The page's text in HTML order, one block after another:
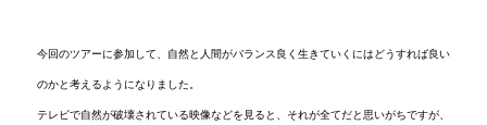
今回のツアーに参加して、自然と人間がバランス良く生きていくにはどうすれば良い
のかと考えるようになりました。
テレビで自然が破壊されている映像などを見ると、それが全てだと思いがちですが、